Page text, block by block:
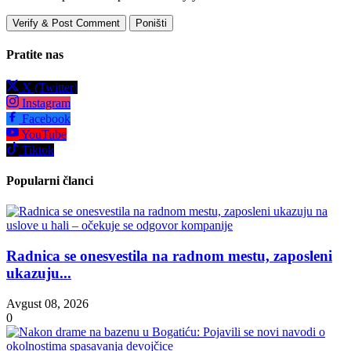
Verify & Post Comment Poništi
Pratite nas
X (Twitter)
Instagram
Facebook
YouTube
Tiktok
Popularni članci
Radnica se onesvestila na radnom mestu, zaposleni
ukazuju...
Avgust 08, 2026
0